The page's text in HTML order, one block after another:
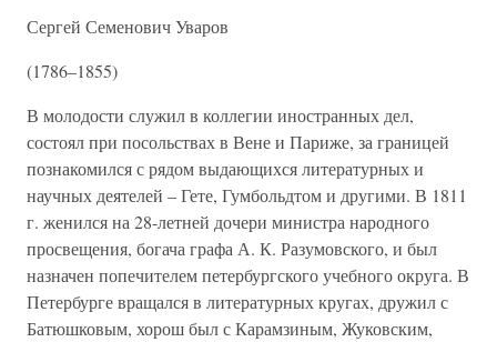
Сергей Семенович Уваров
(1786–1855)
В молодости служил в коллегии иностранных дел,
состоял при посольствах в Вене и Париже, за границей
познакомился с рядом выдающихся литературных и
научных деятелей – Гете, Гумбольдтом и другими. В 1811
г. женился на 28-летней дочери министра народного
просвещения, богача графа А. К. Разумовского, и был
назначен попечителем петербургского учебного округа. В
Петербурге вращался в литературных кругах, дружил с
Батюшковым, хорош был с Карамзиным, Жуковским,